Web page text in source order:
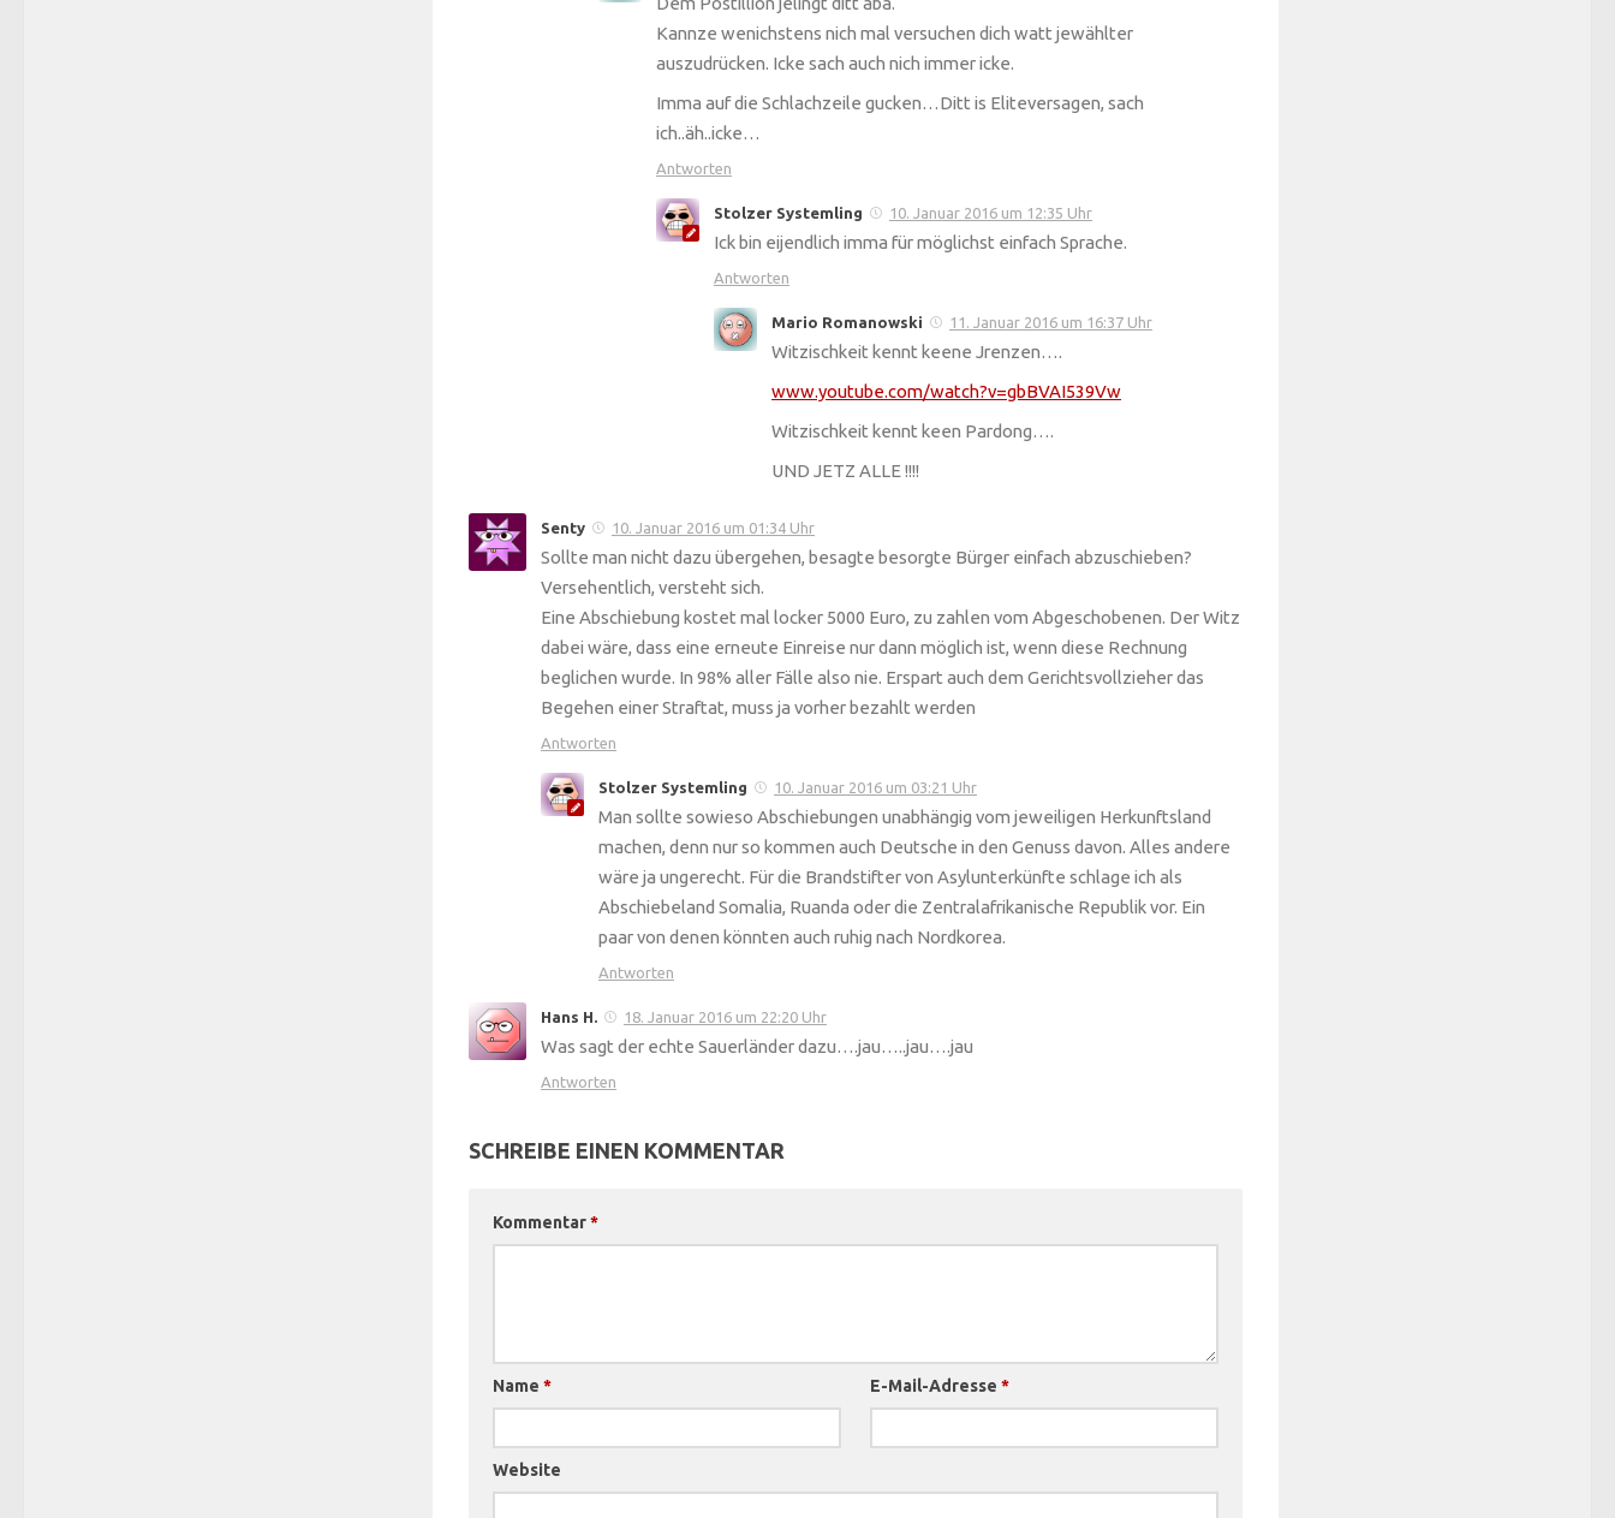
Kannze wenichstens nich mal versuchen dich watt jewählter
auszudrücken. Icke sach auch nich immer icke.
Imma auf die Schlachzeile gucken…Ditt is Eliteversagen, sach
ich..äh..icke…
Antworten
Stolzer Systemling 10. Januar 2016 um 12:35 Uhr
Ick bin eijendlich imma für möglichst einfach Sprache.
Antworten
Mario Romanowski 11. Januar 2016 um 16:37 Uhr
Witzischkeit kennt keene Jrenzen….
www.youtube.com/watch?v=gbBVAI539Vw
Witzischkeit kennt keen Pardong….
UND JETZ ALLE !!!!
Senty 10. Januar 2016 um 01:34 Uhr
Sollte man nicht dazu übergehen, besagte besorgte Bürger einfach abzuschieben?
Versehentlich, versteht sich.
Eine Abschiebung kostet mal locker 5000 Euro, zu zahlen vom Abgeschobenen. Der Witz
dabei wäre, dass eine erneute Einreise nur dann möglich ist, wenn diese Rechnung
beglichen wurde. In 98% aller Fälle also nie. Erspart auch dem Gerichtsvollzieher das
Begehen einer Straftat, muss ja vorher bezahlt werden
Antworten
Stolzer Systemling 10. Januar 2016 um 03:21 Uhr
Man sollte sowieso Abschiebungen unabhängig vom jeweiligen Herkunftsland
machen, denn nur so kommen auch Deutsche in den Genuss davon. Alles andere
wäre ja ungerecht. Für die Brandstifter von Asylunterkünfte schlage ich als
Abschiebeland Somalia, Ruanda oder die Zentralafrikanische Republik vor. Ein
paar von denen könnten auch ruhig nach Nordkorea.
Antworten
Hans H. 18. Januar 2016 um 22:20 Uhr
Was sagt der echte Sauerländer dazu….jau…..jau….jau
Antworten
SCHREIBE EINEN KOMMENTAR
Kommentar*
Name * E-Mail-Adresse*
Website